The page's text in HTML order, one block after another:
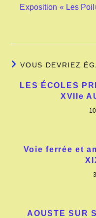
Exposition « Les
VOUS DEVRIEZ
LES ÉCOLES
XVIIe
Voie ferrée et
AOUSTE SUR